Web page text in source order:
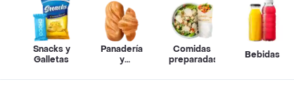
Snacks y
Galletas
Panadería
y
Comidas
preparadas
Bebidas